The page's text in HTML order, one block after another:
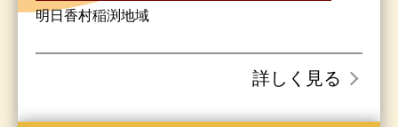
明日香村稲渕地域
詳しく見る